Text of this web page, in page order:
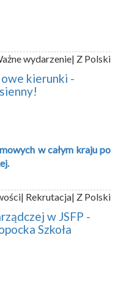
wydarzenie| Z Polski
kierunki -
w całym kraju po
| Rekrutacja| Z Polski
w JSFP -
Szkoła